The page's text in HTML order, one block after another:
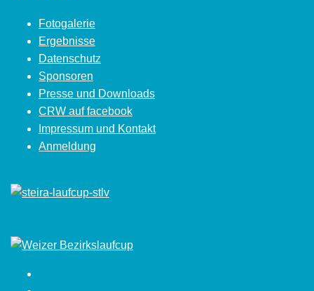
Fotogalerie
Ergebnisse
Datenschutz
Sponsoren
Presse und Downloads
CRW auf facebook
Impressum und Kontakt
Anmeldung